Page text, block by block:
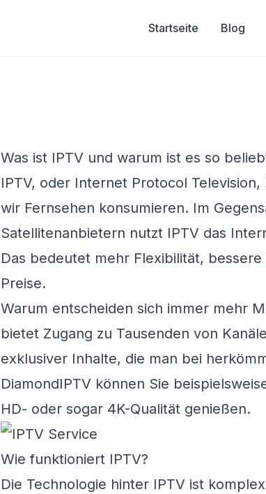
Startseite Blog
Was ist IPTV und warum ist es so
IPTV, oder Internet Protocol
wir Fernsehen konsumieren. Im
Satellitenanbietern nutzt IPTV das
Das bedeutet mehr Flexibilität,
Preise.
Warum entscheiden sich immer mehr
bietet Zugang zu Tausenden von
exklusiver Inhalte, die man bei
DiamondIPTV können Sie
HD- oder sogar 4K-Qualität genießen.
Wie funktioniert IPTV?
Die Technologie hinter IPTV ist